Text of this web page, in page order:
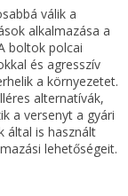
válik a
alkalmazása a
boltok polcai
és agresszív
a környezetet.
alternatívák,
a versenyt a gyári
által is használt
lehetőségeit.